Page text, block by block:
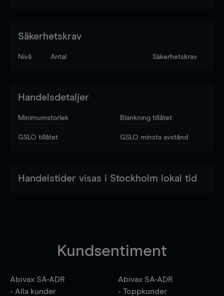
Säkerhetskrav
Nivå Antal Säkerhetskrav
Handelsdetaljer
Minimumstorlek Blankning tillåtet
GSLO tillåtet GSLO minsta avstånd
Handelstider visas i Stockholm lokal tid
Kundsentiment
Abivax SA-ADR
- Alla kunder
Abivax SA-ADR
- Toppkunder